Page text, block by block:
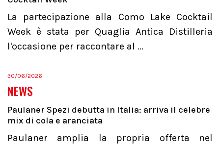
La partecipazione alla Como Lake Cocktail
Week è stata per Quaglia Antica Distilleria
l'occasione per raccontare al ...
30/06/2026
NEWS
Paulaner Spezi debutta in Italia: arriva il celebre
mix di cola e aranciata
Paulaner amplia la propria offerta nel